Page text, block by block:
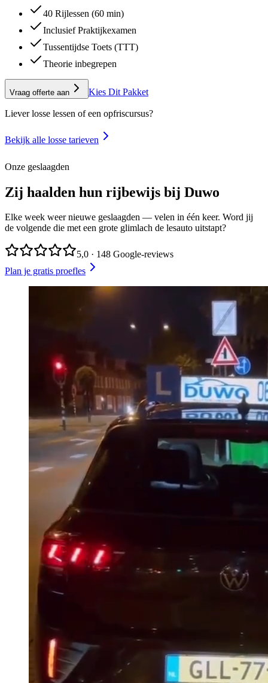
40 Rijlessen (60 min)
Inclusief Praktijkexamen
Tussentijdse Toets (TTT)
Theorie inbegrepen
Vraag offerte aan Kies Dit Pakket
Liever losse lessen of een opfriscursus?
Bekijk alle losse tarieven
Onze geslaagden
Zij haalden hun rijbewijs bij Duwo
Elke week weer nieuwe geslaagden — velen in één keer. Word jij
de volgende die met een grote glimlach de lesauto uitstapt?
5,0 · 148 Google-reviews
Plan je gratis proefles